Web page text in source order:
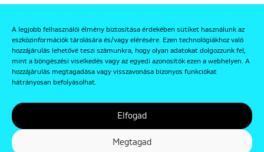
A legjobb felhasználói élmény biztosítása érdekében sütiket használunk az
eszközinformációk tárolására és/vagy elérésére. Ezen technológiákhoz való
hozzájárulás lehetővé teszi számunkra, hogy olyan adatokat dolgozzunk fel,
mint a böngészési viselkedés vagy az egyedi azonosítók ezen a webhelyen. A
hozzájárulás megtagadása vagy visszavonása bizonyos funkciókat
hátrányosan befolyásolhat.
Elfogad
Megtagad